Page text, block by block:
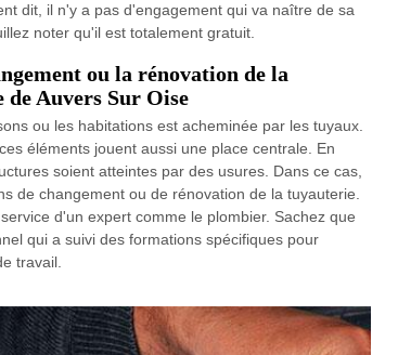
dit, il n'y a pas d'engagement qui va naître de sa
noter qu'il est totalement gratuit.
ou la rénovation de la
Auvers Sur Oise
ou les habitations est acheminée par les tuyaux.
éléments jouent aussi une place centrale. En
soient atteintes par des usures. Dans ce cas,
de changement ou de rénovation de la tuyauterie.
d'un expert comme le plombier. Sachez que
qui a suivi des formations spécifiques pour
travail.